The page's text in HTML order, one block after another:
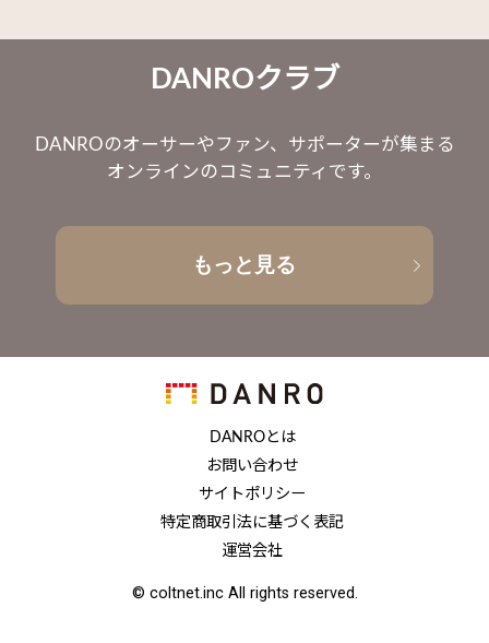
DANROクラブ
DANROのオーサーやファン、サポーターが集まる
オンラインのコミュニティです。
もっと見る
DANROとは
お問い合わせ
サイトポリシー
特定商取引法に基づく表記
運営会社
© coltnet.inc All rights reserved.